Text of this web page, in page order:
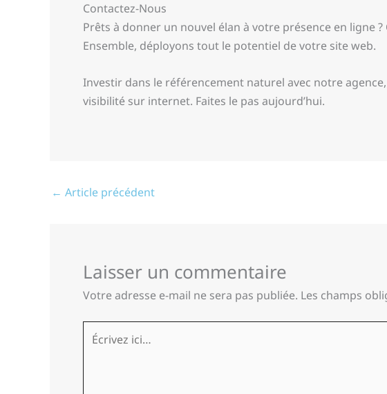
Contactez-Nous
Prêts à donner un nouvel élan à votre présence en
Ensemble, déployons tout le potentiel de votre site web.
Investir dans le référencement naturel avec notre
visibilité sur internet. Faites le pas aujourd’hui.
← Article précédent
Laisser un commentaire
Votre adresse e-mail ne sera pas publiée. Les champs
Écrivez
ici…